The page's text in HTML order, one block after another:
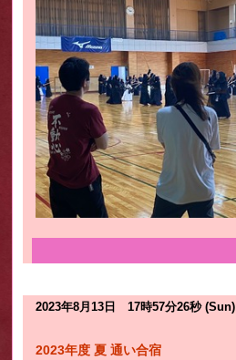
2023年8月13日 17時57分26秒 (Sun)
2023年度 夏 通い合宿